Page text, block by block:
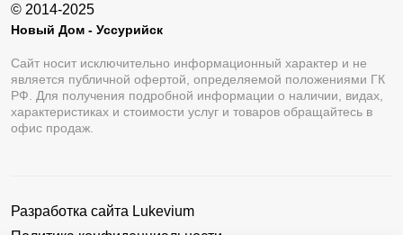
© 2014-2025
Новый Дом - Уссурийск
Сайт носит исключительно информационный характер и не
является публичной офертой, определяемой положениями ГК
РФ. Для получения подробной информации о наличии, видах,
характеристиках и стоимости услуг и товаров обращайтесь в
офис продаж.
Разработка сайта Lukevium